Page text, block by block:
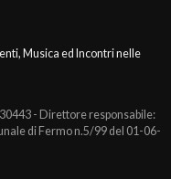
Musica ed Incontri nelle
- Direttore responsabile:
di Fermo n.5/99 del 01-06-